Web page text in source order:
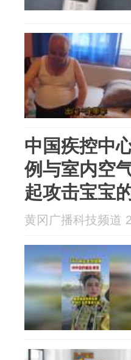
中国疾控中
例与室内空
起攻击宝宝
黄冈广播科技频道